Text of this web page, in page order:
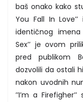
baš onako kako
You Fall In
identičnog imena
Sex’’ je ovom
pred publikom
dozvolili da ostali
nakon uvodnih
’’I’m a